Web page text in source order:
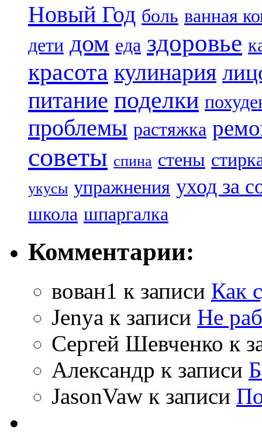
Новый Год боль ванная
дети дом еда здоровье
красота кулинария
питание поделки
проблемы растяжка
советы спина стены
укусы упражнения уход за
школа шпаргалка
Комментарии:
вован1 к записи Как
Jenya к записи Не
Сергей Шевченко к
Александр к записи
JasonVaw к записи